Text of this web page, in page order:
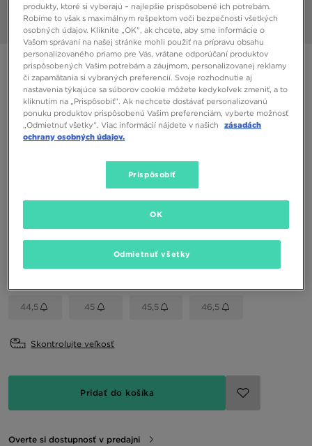
NEW BALANCE 9060
136,00 €
Dostupné Farby
44,5 45 45,5 46,5
Skontrolujte veľkosť
Pridať do košíka
Overte si dostupnosť v predajni
produkty, ktoré si vyberajú – najlepšie prispôsobené ich potrebám.
Robíme to však s maximálnym rešpektom voči bezpečnosti všetkých
osobných údajov. Kliknite „OK”, ak chcete, aby sme informácie o
Vašom správaní na našej stránke mohli použiť na prípravu obsahu
personalizovaného priamo pre Vás, vrátane odporúčaní produktov
prispôsobených Vašim potrebám a záujmom, personalizovanej reklamy
či zapamätania si vybraných preferencií. Svoje rozhodnutie aj
nastavenia týkajúce sa súborov cookie môžete kedykoľvek zmeniť, a to
kliknutím na „Prispôsobiť”. Ak nechcete dostávať personalizovanú
ponuku produktov prispôsobenú Vašim preferenciám, vyberte možnosť
„Odmietnuť všetky”. Viac informácií nájdete v našich
zásadách
ochrany osobných údajov.
Prispôsobiť
Odmietnuť všetky
OK